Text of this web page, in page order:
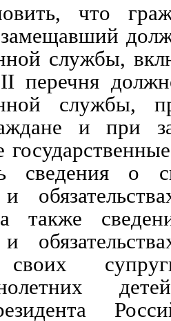
что
службы,
перечня
службы,
и при
сведения о
а также
своих